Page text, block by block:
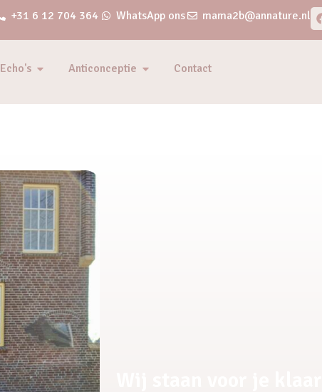
+31 6 12 704 364 WhatsApp ons mama2b@annature.nl
Echo's Anticonceptie Contact